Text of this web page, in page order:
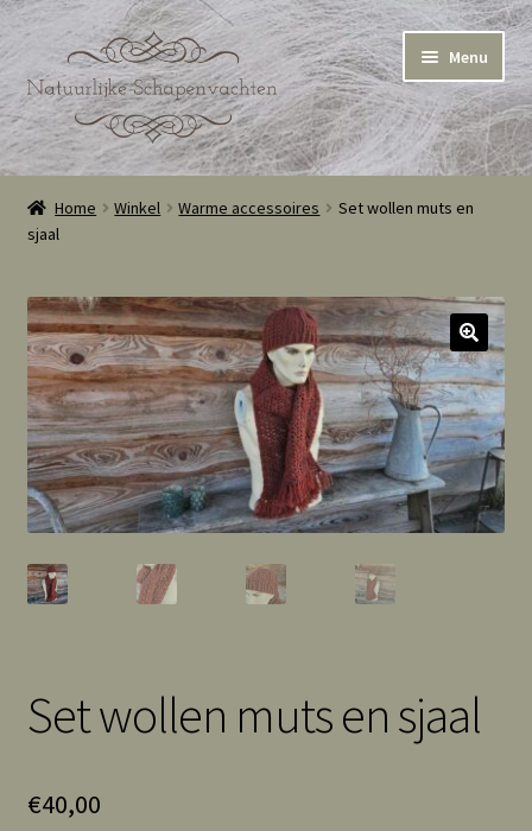
Ga
door
naar
navigatie
Ga
naar
de
inhoud
Menu
Home
Winkel
Winkelmand
Cookie Policy (EU)
Home Winkel Warme accessoires
Set wollen muts en
sjaal
Set wollen muts en sjaal
€40,00